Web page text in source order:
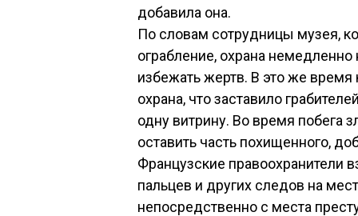
добавила она.
По словам сотрудницы музея,
ограбление, охрана
избежать жертв. В это же
охрана, что заставило
одну витрину. Во время
оставить часть похищенного,
Французские правоохранители
пальцев и других следов на
непосредственно с места